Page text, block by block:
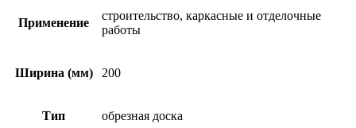
Применение
строительство, каркасные и отделочные
работы
Ширина (мм) 200
Тип обрезная доска